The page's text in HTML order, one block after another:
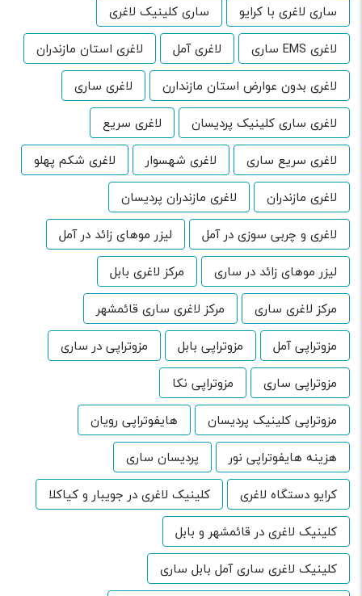
ساری لاغری با کرایو
ساری کلینیک لاغری
لاغری EMS ساری
لاغری آمل
لاغری استان مازندران
لاغری بدون عوارض استان مازندارن
لاغری ساری
لاغری ساری کلینیک پردیسان
لاغری سریع
لاغری سریع ساری
لاغری شهسوار
لاغری شکم پهلو
لاغری مازندران
لاغری مازندران پردیسان
لاغری و چربی سوزی در آمل
لیزر موهای زائد در آمل
لیزر موهای زائد در ساری
مرکز لاغری بابل
مرکز لاغری ساری
مرکز لاغری ساری قائمشهر
مزوتراپی آمل
مزوتراپی بابل
مزوتراپی در ساری
مزوتراپی ساری
مزوتراپی نکا
مزوتراپی کلینیک پردیسان
هایفوتراپی رویان
هزینه هایفوتراپی نور
پردیسان ساری
کرایو دستگاه لاغری
کلینیک لاغری در جویبار و کیاکلا
کلینیک لاغری در قائمشهر و بابل
کلینیک لاغری ساری آمل بابل ساری